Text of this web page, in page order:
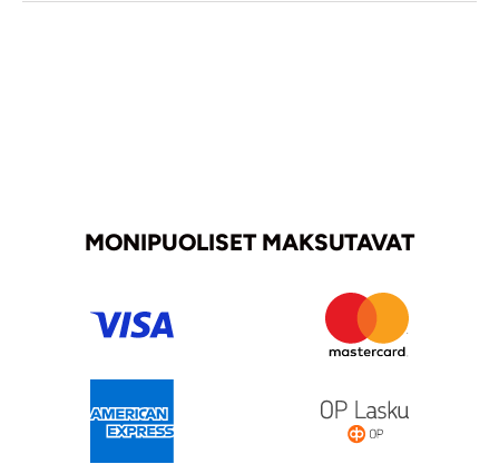
MONIPUOLISET MAKSUTAVAT